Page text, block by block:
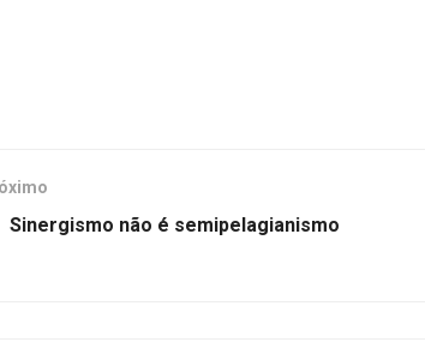
Sinergismo não é semipelagianismo